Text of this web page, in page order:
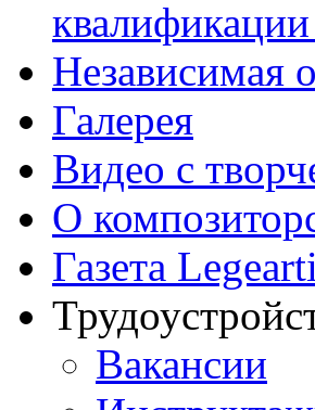
Независимая
Галерея
Видео с
О
Газета
Вакансии